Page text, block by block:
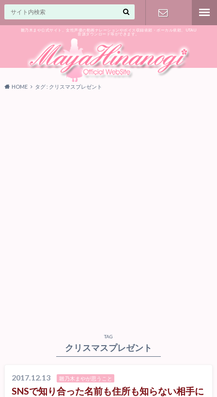
雛乃木まや公式サイト。女性声優の動画ナレーションやボイス収録依頼・ボーカル依頼、UTAU
音源ダウンロード等ができます。
気軽に♪
HOME タグ : クリスマスプレゼント
TAG
クリスマスプレゼント
2017.12.13 雛乃木まやが思うこと
SNSで知り合った名前も住所も知らない相手に